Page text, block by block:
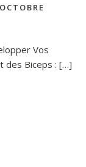
Vos
des Biceps : […]